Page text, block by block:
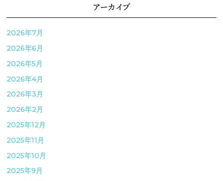
アーカイブ
2026年7月
2026年6月
2026年5月
2026年4月
2026年3月
2026年2月
2025年12月
2025年11月
2025年10月
2025年9月